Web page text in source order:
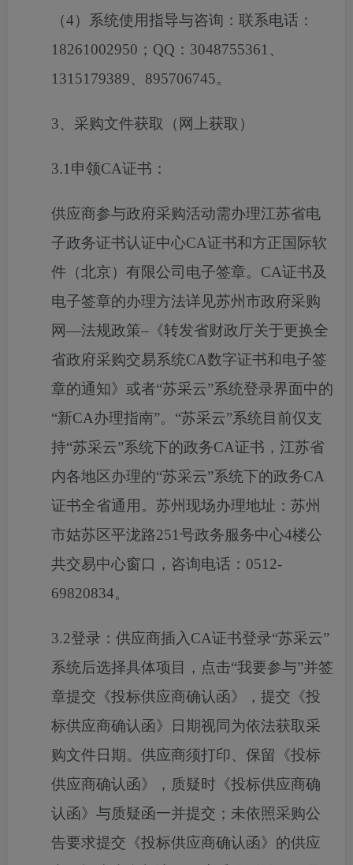
（4）系统使用指导与咨询：联系电话：
18261002950；QQ：3048755361、
1315179389、895706745。
3、采购文件获取（网上获取）
3.1申领CA证书：
供应商参与政府采购活动需办理江苏省电
子政务证书认证中心CA证书和方正国际软
件（北京）有限公司电子签章。CA证书及
电子签章的办理方法详见苏州市政府采购
网―法规政策–《转发省财政厅关于更换全
省政府采购交易系统CA数字证书和电子签
章的通知》或者“苏采云”系统登录界面中的
“新CA办理指南”。“苏采云”系统目前仅支
持“苏采云”系统下的政务CA证书，江苏省
内各地区办理的“苏采云”系统下的政务CA
证书全省通用。苏州现场办理地址：苏州
市姑苏区平泷路251号政务服务中心4楼公
共交易中心窗口，咨询电话：0512-
69820834。
3.2登录：供应商插入CA证书登录“苏采云”
系统后选择具体项目，点击“我要参与”并签
章提交《投标供应商确认函》，提交《投
标供应商确认函》日期视同为依法获取采
购文件日期。供应商须打印、保留《投标
供应商确认函》，质疑时《投标供应商确
认函》与质疑函一并提交；未依照采购公
告要求提交《投标供应商确认函》的供应